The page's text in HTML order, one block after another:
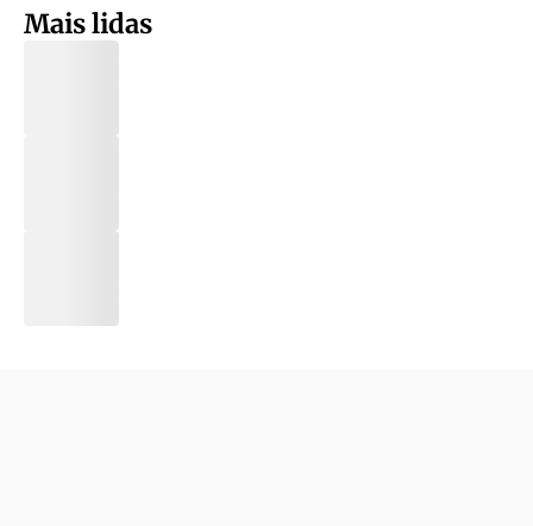
Mais lidas